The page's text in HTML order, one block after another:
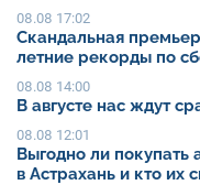
08.08 17:02
Скандальная
летние рекорды по
08.08 14:00
В августе нас ждут
08.08 12:01
Выгодно ли покупать
в Астрахань и кто их